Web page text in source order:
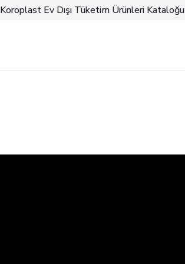
Koroplast Ev Dışı Tüketim Ürünleri Kataloğu